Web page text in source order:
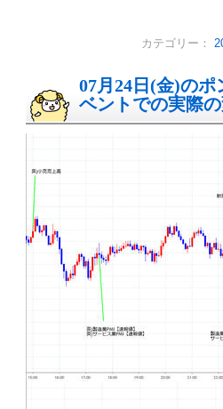
カテゴリー：
07月24日(金)の
ベントでの実際